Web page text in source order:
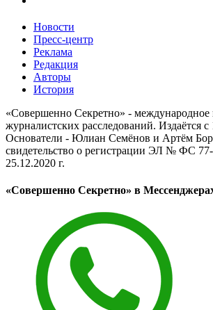
Новости
Пресс-центр
Реклама
Редакция
Авторы
История
«Совершенно Секретно» - международное
журналистских расследований. Издаётся с
Основатели - Юлиан Семёнов и Артём
свидетельство о регистрации ЭЛ № ФС
25.12.2020 г.
«Совершенно Секретно» в